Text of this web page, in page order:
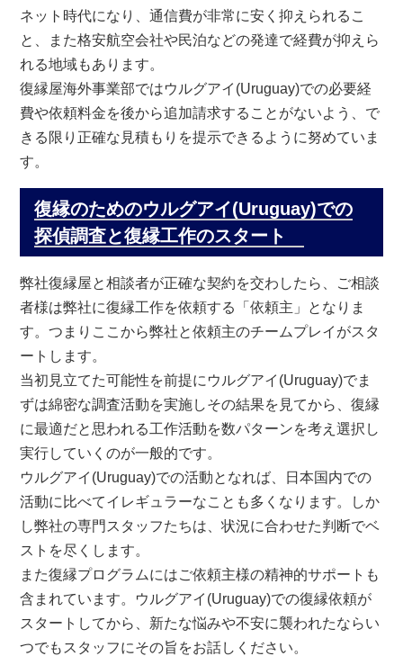
ネット時代になり、通信費が非常に安く抑えられるこ
と、また格安航空会社や民泊などの発達で経費が抑えら
れる地域もあります。
復縁屋海外事業部ではウルグアイ(Uruguay)での必要経
費や依頼料金を後から追加請求することがないよう、で
きる限り正確な見積もりを提示できるように努めていま
す。
復縁のためのウルグアイ(Uruguay)での
探偵調査と復縁工作のスタート
弊社復縁屋と相談者が正確な契約を交わしたら、ご相談
者様は弊社に復縁工作を依頼する「依頼主」となりま
す。つまりここから弊社と依頼主のチームプレイがスタ
ートします。
当初見立てた可能性を前提にウルグアイ(Uruguay)でま
ずは綿密な調査活動を実施しその結果を見てから、復縁
に最適だと思われる工作活動を数パターンを考え選択し
実行していくのが一般的です。
ウルグアイ(Uruguay)での活動となれば、日本国内での
活動に比べてイレギュラーなことも多くなります。しか
し弊社の専門スタッフたちは、状況に合わせた判断でベ
ストを尽くします。
また復縁プログラムにはご依頼主様の精神的サポートも
含まれています。ウルグアイ(Uruguay)での復縁依頼が
スタートしてから、新たな悩みや不安に襲われたならい
つでもスタッフにその旨をお話しください。